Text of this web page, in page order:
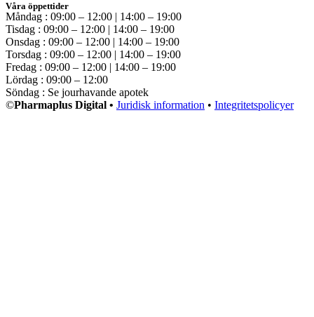
Våra öppettider
Måndag : 09:00 – 12:00 | 14:00 – 19:00
Tisdag : 09:00 – 12:00 | 14:00 – 19:00
Onsdag : 09:00 – 12:00 | 14:00 – 19:00
Torsdag : 09:00 – 12:00 | 14:00 – 19:00
Fredag : 09:00 – 12:00 | 14:00 – 19:00
Lördag : 09:00 – 12:00
Söndag : Se jourhavande apotek
©Pharmaplus Digital • Juridisk information • Integritetspolicyer